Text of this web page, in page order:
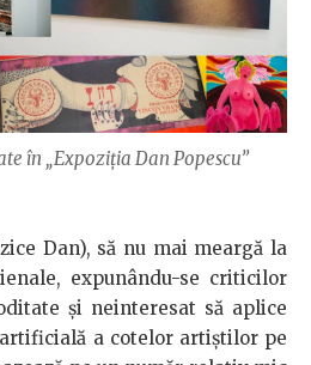
în „Expoziția Dan Popescu”
Dan), să nu mai meargă la
expunându-se criticilor
şi neinteresat să aplice
a cotelor artiştilor pe